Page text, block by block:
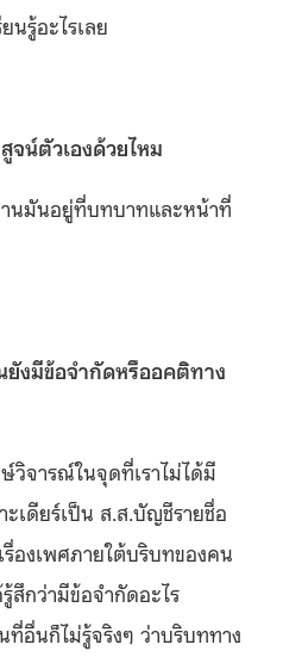
นรู้อะไรเลย
น์ตัวเองด้วยไหม
านมันอยู่ที่บทบาทและหน้าที่
ยังมีข้อจำกัดหรืออคติทาง
วิจารณ์ในจุดที่เราไม่ได้มี
ะเดียร์เป็น ส.ส.บัญชีรายชื่อ
องเพศภายใต้บริบทของคน
สึกว่ามีข้อจำกัดอะไร
อื่นก็ไม่รู้จริงๆ ว่าบริบททาง